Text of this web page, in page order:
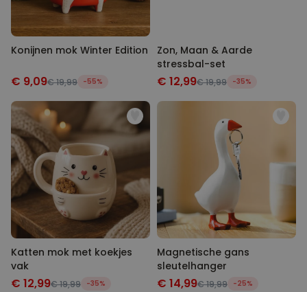
Konijnen mok Winter Edition
€ 9,09€ 19,99 -55%
Zon, Maan & Aarde
stressbal-set
€ 12,99€ 19,99 -35%
Katten mok met koekjes
vak
€ 12,99€ 19,99 -35%
Magnetische gans
sleutelhanger
€ 14,99€ 19,99 -25%